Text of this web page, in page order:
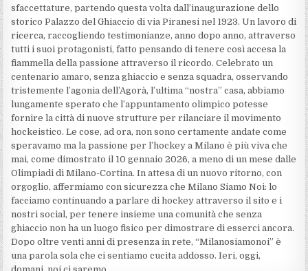
sfaccettature, partendo questa volta dall’inaugurazione dello
storico Palazzo del Ghiaccio di via Piranesi nel 1923. Un lavoro di
ricerca, raccogliendo testimonianze, anno dopo anno, attraverso
tutti i suoi protagonisti, fatto pensando di tenere così accesa la
fiammella della passione attraverso il ricordo. Celebrato un
centenario amaro, senza ghiaccio e senza squadra, osservando
tristemente l’agonia dell’Agorà, l’ultima “nostra” casa, abbiamo
lungamente sperato che l’appuntamento olimpico potesse
fornire la città di nuove strutture per rilanciare il movimento
hockeistico. Le cose, ad ora, non sono certamente andate come
speravamo ma la passione per l’hockey a Milano è più viva che
mai, come dimostrato il 10 gennaio 2026, a meno di un mese dalle
Olimpiadi di Milano-Cortina. In attesa di un nuovo ritorno, con
orgoglio, affermiamo con sicurezza che Milano Siamo Noi: lo
facciamo continuando a parlare di hockey attraverso il sito e i
nostri social, per tenere insieme una comunità che senza
ghiaccio non ha un luogo fisico per dimostrare di esserci ancora.
Dopo oltre venti anni di presenza in rete, “Milanosiamonoi” è
una parola sola che ci sentiamo cucita addosso. Ieri, oggi,